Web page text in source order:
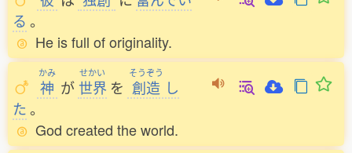
る 。
He is full of originality.
かみ
神 が
せかい
世界 を
そうぞう
創造 し
た。
God created the world.